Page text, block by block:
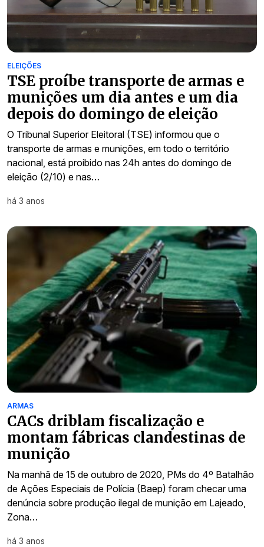
ELEIÇÕES
TSE proíbe transporte de armas e
munições um dia antes e um dia
depois do domingo de eleição
O Tribunal Superior Eleitoral (TSE) informou que o
transporte de armas e munições, em todo o território
nacional, está proibido nas 24h antes do domingo de
eleição (2/10) e nas…
há 3 anos
ARMAS
CACs driblam fiscalização e
montam fábricas clandestinas de
munição
Na manhã de 15 de outubro de 2020, PMs do 4º Batalhão
de Ações Especiais de Polícia (Baep) foram checar uma
denúncia sobre produção ilegal de munição em Lajeado,
Zona…
há 3 anos